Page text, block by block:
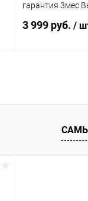
гарантия 3мес
3 999 руб. /
В избранное